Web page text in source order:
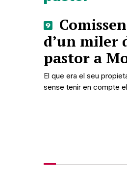
d’un miler
pastor a
El que era el seu
sense tenir en compte